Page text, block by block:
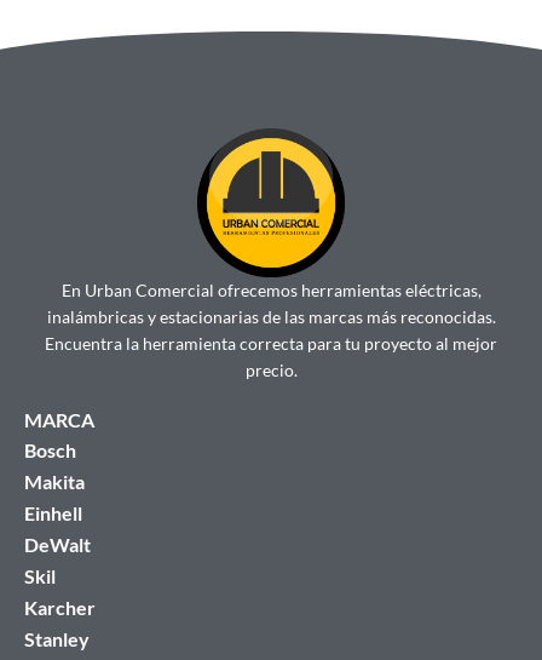
En Urban Comercial ofrecemos herramientas eléctricas,
inalámbricas y estacionarias de las marcas más reconocidas.
Encuentra la herramienta correcta para tu proyecto al mejor
precio.
MARCA
Bosch
Makita
Einhell
DeWalt
Skil
Karcher
Stanley